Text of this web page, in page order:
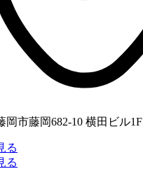
岡市藤岡682-10 横田ビル1F
る
る